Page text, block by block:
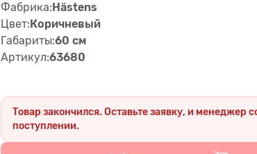
Фабрика:Hästens
Цвет:Коричневый
Габариты:60 см
Артикул:63680
Товар закончился. Оставьте заявку, и менеджер
поступлении.